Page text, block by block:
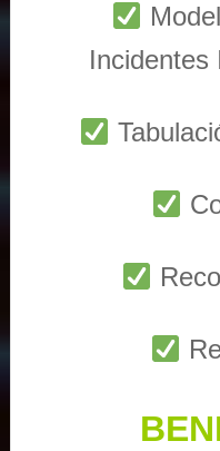
Incidentes